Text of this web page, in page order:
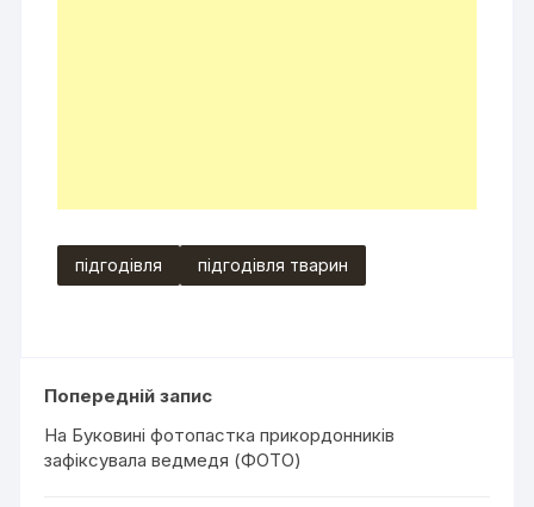
підгодівля підгодівля тварин
Попередній запис
На Буковині фотопастка прикордонників
зафіксувала ведмедя (ФОТО)